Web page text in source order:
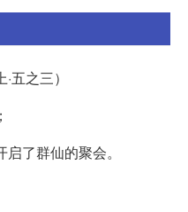
五之三）
了群仙的聚会。